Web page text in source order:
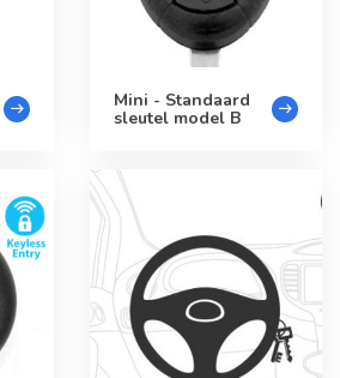
Mini - Standaard
sleutel model B